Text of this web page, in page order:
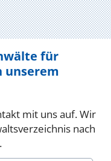
für
unserem
mit uns auf. Wir
nach